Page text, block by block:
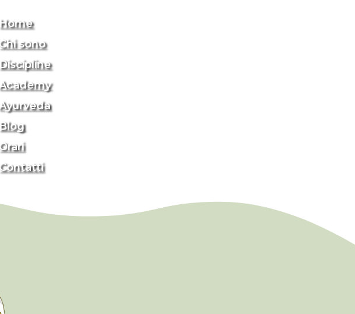
Home
Chi sono
Discipline
Academy
Ayurveda
Blog
Orari
Contatti